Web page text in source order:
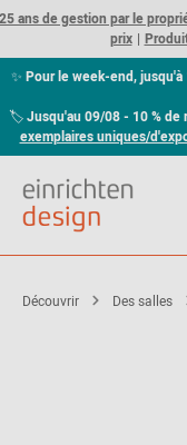
ans de gestion par le
prix
✨ Pour le week-end,
🏷Jusqu'au 09/08 - 10 %
exemplaires uniques/
Découvrir Des salles